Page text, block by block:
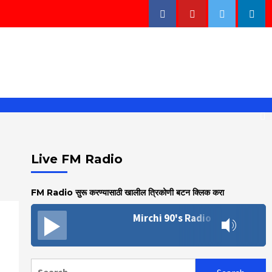
FacebookYoutubeTwitter
Live FM Radio
FM Radio सुरू करण्यासाठी खालील त्रिकोणी बटन क्लिक करा
Mirchi 90's Radio